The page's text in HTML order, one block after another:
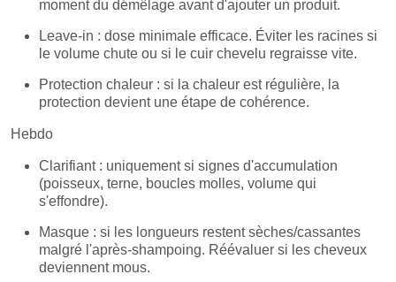
moment du démêlage avant d'ajouter un produit.
Leave-in : dose minimale efficace. Éviter les racines si
le volume chute ou si le cuir chevelu regraisse vite.
Protection chaleur : si la chaleur est régulière, la
protection devient une étape de cohérence.
Hebdo
Clarifiant : uniquement si signes d'accumulation
(poisseux, terne, boucles molles, volume qui
s'effondre).
Masque : si les longueurs restent sèches/cassantes
malgré l'après-shampoing. Réévaluer si les cheveux
deviennent mous.